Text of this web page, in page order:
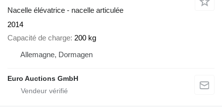
Nacelle élévatrice - nacelle articulée
2014
Capacité de charge 200 kg
Allemagne, Dormagen
Euro Auctions GmbH